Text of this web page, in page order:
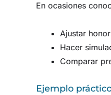
En ocasiones
Ajustar
Hacer
Comparar
Ejemplo